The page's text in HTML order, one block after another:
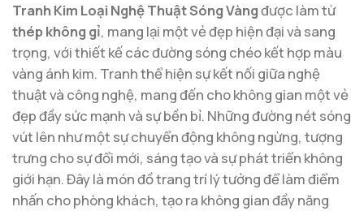
Tranh Kim Loại Nghệ Thuật Sóng Vàngđược làm từ
thép không gỉ, mang lại một vẻ đẹp hiện đại và sang
trọng, với thiết kế các đường sóng chéo kết hợp màu
vàng ánh kim. Tranh thể hiện sự kết nối giữa nghệ
thuật và công nghệ, mang đến cho không gian một vẻ
đẹp đầy sức mạnh và sự bền bỉ. Những đường nét sóng
vút lên như một sự chuyển động không ngừng, tượng
trưng cho sự đổi mới, sáng tạo và sự phát triển không
giới hạn. Đây là món đồ trang trí lý tưởng để làm điểm
nhấn cho phòng khách, tạo ra không gian đầy năng